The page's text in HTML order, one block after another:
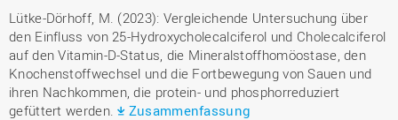
Lütke-Dörhoff, M. (2023): Vergleichende Untersuchung über
den Einfluss von 25-Hydroxycholecalciferol und Cholecalciferol
auf den Vitamin-D-Status, die Mineralstoffhomöostase, den
Knochenstoffwechsel und die Fortbewegung von Sauen und
ihren Nachkommen, die protein- und phosphorreduziert
gefüttert werden.
Zusammenfassung